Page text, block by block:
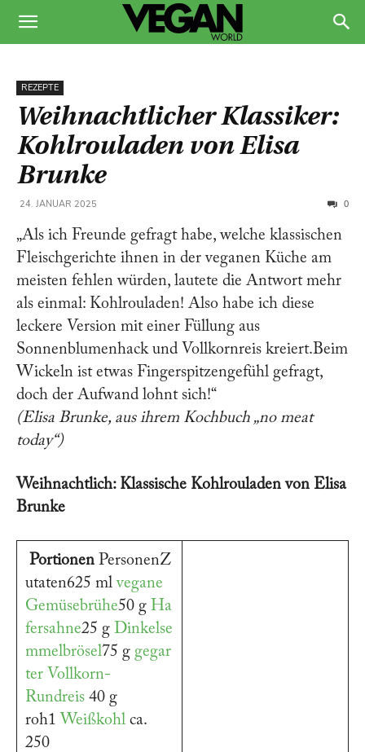
REZEPTE
Weihnachtlicher Klassiker:
Kohlrouladen von Elisa
Brunke
24. JANUAR 2025 0
„Als ich Freunde gefragt habe, welche klassischen
Fleischgerichte ihnen in der veganen Küche am
meisten fehlen würden, lautete die Antwort mehr
als einmal: Kohlrouladen! Also habe ich diese
leckere Version mit einer Füllung aus
Sonnenblumenhack und Vollkornreis kreiert.Beim
Wickeln ist etwas Fingerspitzengefühl gefragt,
doch der Aufwand lohnt sich!“
(Elisa Brunke, aus ihrem Kochbuch „no meat
today“)
Weihnachtlich: Klassische Kohlrouladen von Elisa
Brunke
Portionen PersonenZ
utaten625 mlvegane
Gemüsebrühe50 g Ha
fersahne25 g Dinkelse
mmelbrösel75 g gegar
ter Vollkorn-
Rundreis 40 g
roh1 Weißkohl ca.
250